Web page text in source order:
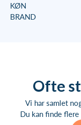
KØN
BRAND
Ofte
Vi har samlet
Du kan finde flere